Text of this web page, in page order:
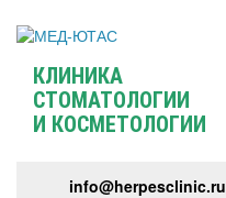
КЛИНИКА
СТОМАТОЛОГИИ
И КОСМЕТОЛОГИИ
info@herpesclinic.ru